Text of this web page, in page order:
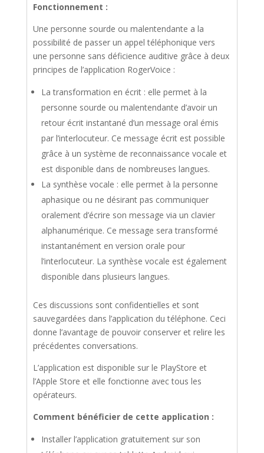
Fonctionnement :
Une personne sourde ou malentendante a la
possibilité de passer un appel téléphonique vers
une personne sans déficience auditive grâce à deux
principes de l’application RogerVoice :
La transformation en écrit : elle permet à la
personne sourde ou malentendante d’avoir un
retour écrit instantané d’un message oral émis
par l’interlocuteur. Ce message écrit est possible
grâce à un système de reconnaissance vocale et
est disponible dans de nombreuses langues.
La synthèse vocale : elle permet à la personne
aphasique ou ne désirant pas communiquer
oralement d’écrire son message via un clavier
alphanumérique. Ce message sera transformé
instantanément en version orale pour
l’interlocuteur. La synthèse vocale est également
disponible dans plusieurs langues.
Ces discussions sont confidentielles et sont
sauvegardées dans l’application du téléphone. Ceci
donne l’avantage de pouvoir conserver et relire les
précédentes conversations.
L’application est disponible sur le PlayStore et
l’Apple Store et elle fonctionne avec tous les
opérateurs.
Comment bénéficier de cette application :
Installer l’application gratuitement sur son